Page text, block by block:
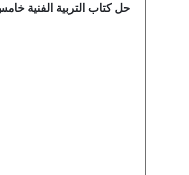
حل كتاب التربية الفنية خامس